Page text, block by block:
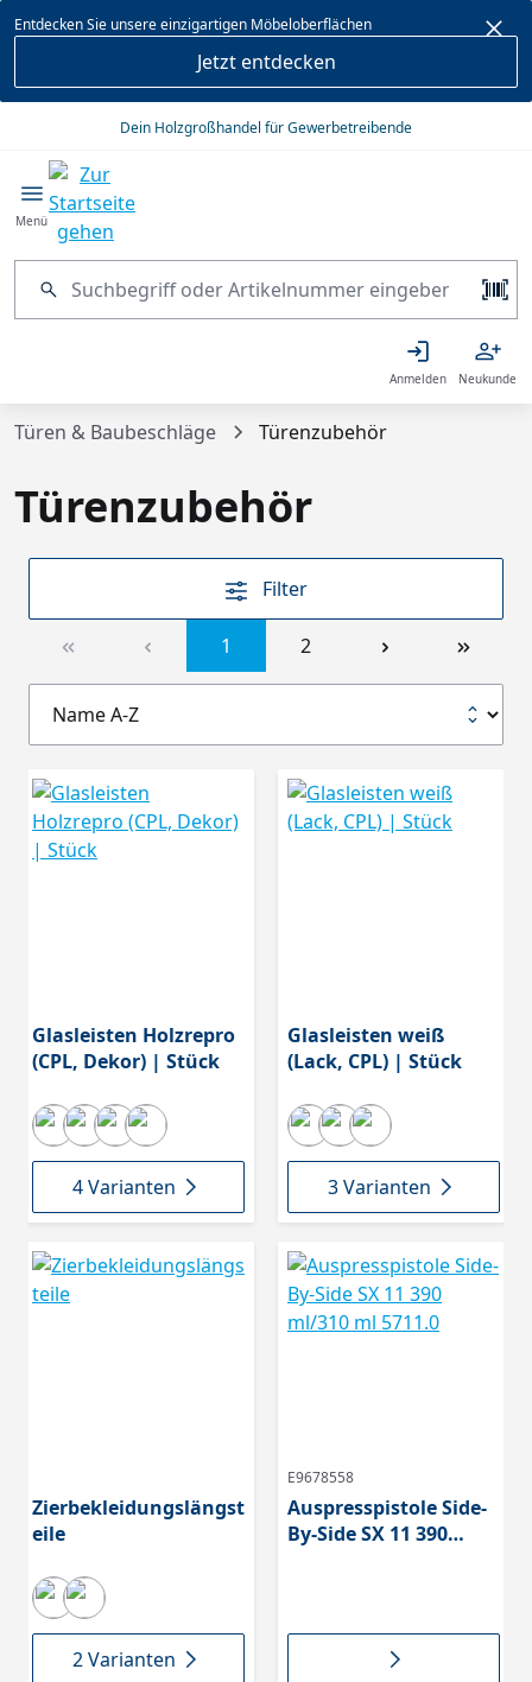
springen
Entdecken Sie unsere einzigartigen Möbeloberflächen
Jetzt entdecken
Dein Holzgroßhandel für Gewerbetreibende
Menü
Anmelden Neukunde
Türen & Baubeschläge Türenzubehör
Türenzubehör
Filter
1 2
Glasleisten Holzrepro
(CPL, Dekor) | Stück
4 Varianten
Glasleisten weiß
(Lack, CPL) | Stück
3 Varianten
Zierbekleidungslängst
eile
2 Varianten
E9678558
Auspresspistole Side-
By-Side SX 11 390